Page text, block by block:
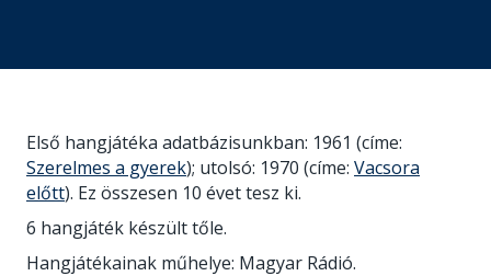
Első hangjátéka adatbázisunkban: 1961 (címe:
Szerelmes a gyerek); utolsó: 1970 (címe: Vacsora
előtt). Ez összesen 10 évet tesz ki.
6 hangjáték készült tőle.
Hangjátékainak műhelye: Magyar Rádió.